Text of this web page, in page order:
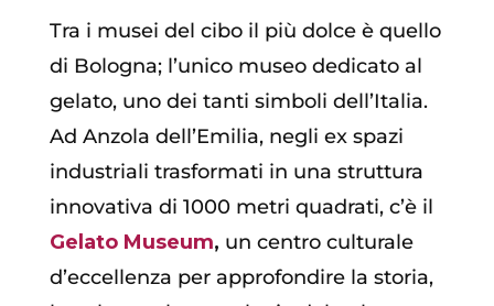
Tra i musei del cibo il più dolce è quello
di Bologna; l’unico museo dedicato al
gelato, uno dei tanti simboli dell’Italia.
Ad Anzola dell’Emilia, negli ex spazi
industriali trasformati in una struttura
innovativa di 1000 metri quadrati, c’è il
Gelato Museum, un centro culturale
d’eccellenza per approfondire la storia,